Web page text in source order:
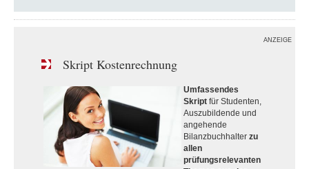
ANZEIGE
Skript Kostenrechnung
Umfassendes
Skript für Studenten,
Auszubildende und
angehende
Bilanzbuchhalter zu
allen
prüfungsrelevanten